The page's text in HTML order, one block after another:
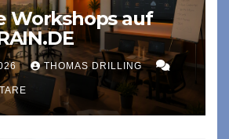
Workshops auf
THOMAS DRILLING